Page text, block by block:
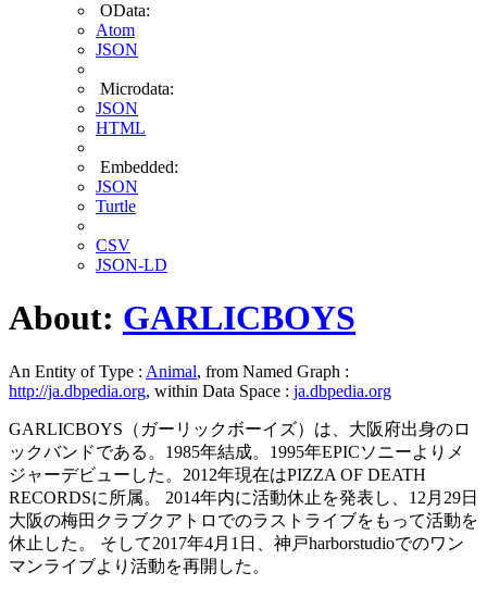
OData:
Atom
JSON
Microdata:
JSON
HTML
Embedded:
JSON
Turtle
CSV
JSON-LD
About: GARLICBOYS
An Entity of Type : Animal, from Named Graph :
http://ja.dbpedia.org, within Data Space : ja.dbpedia.org
GARLICBOYS（ガーリックボーイズ）は、大阪府出身のロ
ックバンドである。1985年結成。1995年EPICソニーよりメ
ジャーデビューした。2012年現在はPIZZA OF DEATH
RECORDSに所属。 2014年内に活動休止を発表し、12月29日
大阪の梅田クラブクアトロでのラストライブをもって活動を
休止した。 そして2017年4月1日、神戸harborstudioでのワン
マンライブより活動を再開した。